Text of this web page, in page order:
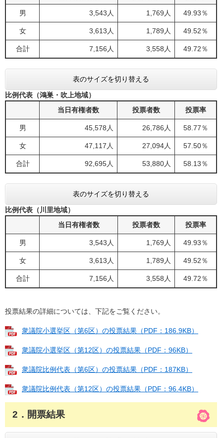
男 3,543人 1,769人 49.93％
女 3,613人 1,789人 49.52％
合計 7,156人 3,558人 49.72％
表のサイズを切り替える
比例代表（鴻巣・吹上地域）
当日有権者数
投票者数 投票率
男 45,578人 26,786人 58.77％
女 47,117人 27,094人 57.50％
合計 92,695人 53,880人 58.13％
表のサイズを切り替える
比例代表（川里地域）
当日有権者数
投票者数 投票率
男 3,543人 1,769人 49.93％
女 3,613人 1,789人 49.52％
合計 7,156人 3,558人 49.72％
投票結果の詳細については、下記をご覧ください。
衆議院小選挙区（第6区）の投票結果（PDF：186.9KB）
衆議院小選挙区（第12区）の投票結果（PDF：96KB）
衆議院比例代表（第6区）の投票結果（PDF：187KB）
衆議院比例代表（第12区）の投票結果（PDF：96.4KB）
2．開票結果